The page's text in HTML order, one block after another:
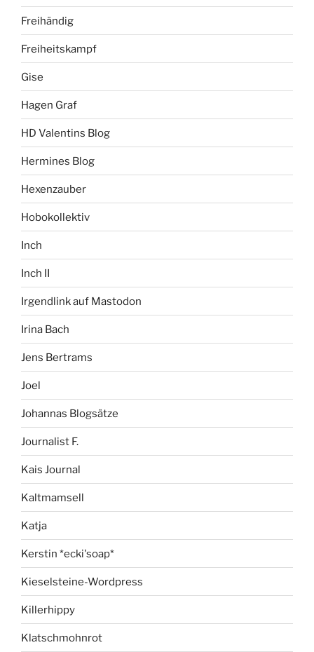
Freihändig
Freiheitskampf
Gise
Hagen Graf
HD Valentins Blog
Hermines Blog
Hexenzauber
Hobokollektiv
Inch
Inch II
Irgendlink auf Mastodon
Irina Bach
Jens Bertrams
Joel
Johannas Blogsätze
Journalist F.
Kais Journal
Kaltmamsell
Katja
Kerstin *ecki'soap*
Kieselsteine-Wordpress
Killerhippy
Klatschmohnrot